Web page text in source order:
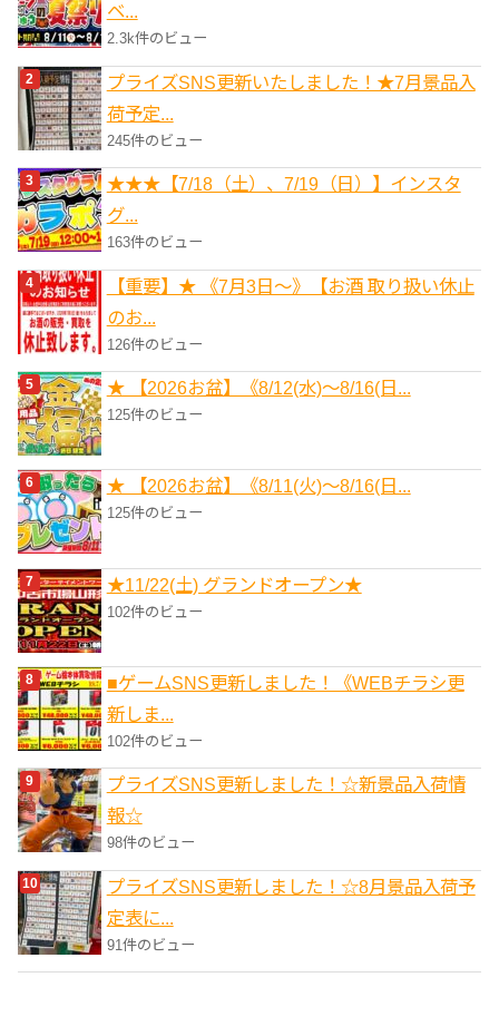
ベ...
2.3k件のビュー
プライズSNS更新いたしました！★7月景品入
荷予定...
245件のビュー
★★★【7/18（土）、7/19（日）】インスタ
グ...
163件のビュー
【重要】★ 《7月3日～》【お酒 取り扱い休止
のお...
126件のビュー
★ 【2026お盆】《8/12(水)～8/16(日...
125件のビュー
★ 【2026お盆】《8/11(火)～8/16(日...
125件のビュー
★11/22(土) グランドオープン★
102件のビュー
■ゲームSNS更新しました！《WEBチラシ更
新しま...
102件のビュー
プライズSNS更新しました！☆新景品入荷情
報☆
98件のビュー
プライズSNS更新しました！☆8月景品入荷予
定表に...
91件のビュー